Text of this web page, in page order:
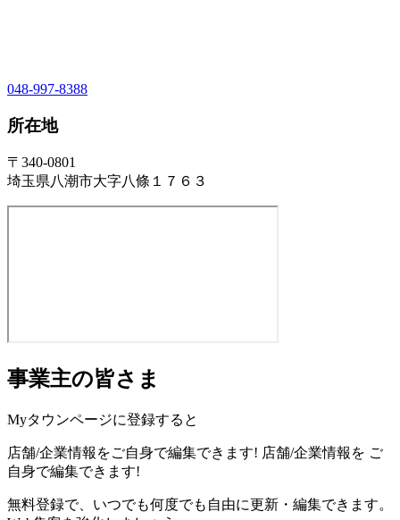
048-997-8388
所在地
〒340-0801
埼玉県八潮市大字八條１７６３
事業主の皆さま
Myタウンページに登録すると
店舗/企業情報をご自身で編集できます! 店舗/企業情報を ご
自身で編集できます!
無料登録で、いつでも何度でも自由に更新・編集できます。